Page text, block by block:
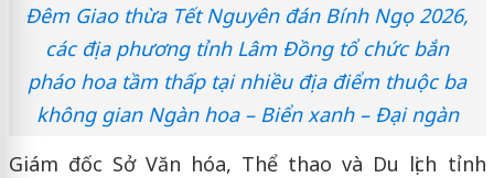
Đêm Giao thừa Tết Nguyên đán Bính Ngọ 2026,
các địa phương tỉnh Lâm Đồng tổ chức bắn
pháo hoa tầm thấp tại nhiều địa điểm thuộc ba
không gian Ngàn hoa – Biển xanh – Đại ngàn
Giám đốc Sở Văn hóa, Thể thao và Du lịch tỉnh